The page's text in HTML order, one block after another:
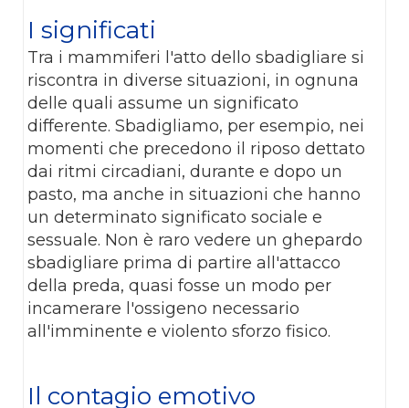
I significati
Tra i mammiferi l'atto dello sbadigliare si
riscontra in diverse situazioni, in ognuna
delle quali assume un significato
differente. Sbadigliamo, per esempio, nei
momenti che precedono il riposo dettato
dai ritmi circadiani, durante e dopo un
pasto, ma anche in situazioni che hanno
un determinato significato sociale e
sessuale. Non è raro vedere un ghepardo
sbadigliare prima di partire all'attacco
della preda, quasi fosse un modo per
incamerare l'ossigeno necessario
all'imminente e violento sforzo fisico.
Il contagio emotivo